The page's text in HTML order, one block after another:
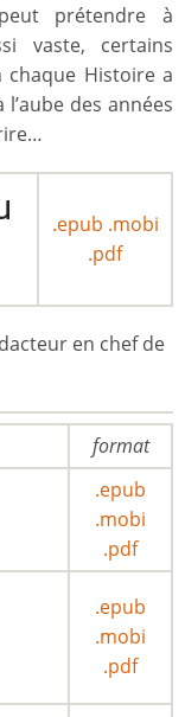
prétendre à
vaste, certains
Histoire a
des années
.epub .mobi
.pdf
en chef de
format
.epub
.mobi
.pdf
.epub
.mobi
.pdf